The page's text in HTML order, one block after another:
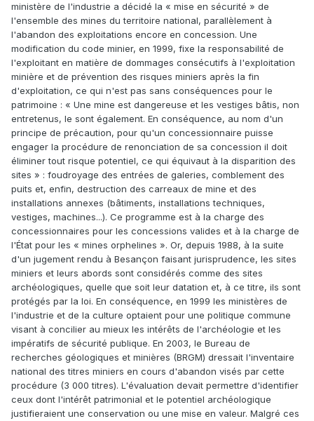
ministère de l'industrie a décidé la « mise en sécurité » de
l'ensemble des mines du territoire national, parallèlement à
l'abandon des exploitations encore en concession. Une
modification du code minier, en 1999, fixe la responsabilité de
l'exploitant en matière de dommages consécutifs à l'exploitation
minière et de prévention des risques miniers après la fin
d'exploitation, ce qui n'est pas sans conséquences pour le
patrimoine : « Une mine est dangereuse et les vestiges bâtis, non
entretenus, le sont également. En conséquence, au nom d'un
principe de précaution, pour qu'un concessionnaire puisse
engager la procédure de renonciation de sa concession il doit
éliminer tout risque potentiel, ce qui équivaut à la disparition des
sites » : foudroyage des entrées de galeries, comblement des
puits et, enfin, destruction des carreaux de mine et des
installations annexes (bâtiments, installations techniques,
vestiges, machines...). Ce programme est à la charge des
concessionnaires pour les concessions valides et à la charge de
l'État pour les « mines orphelines ». Or, depuis 1988, à la suite
d'un jugement rendu à Besançon faisant jurisprudence, les sites
miniers et leurs abords sont considérés comme des sites
archéologiques, quelle que soit leur datation et, à ce titre, ils sont
protégés par la loi. En conséquence, en 1999 les ministères de
l'industrie et de la culture optaient pour une politique commune
visant à concilier au mieux les intérêts de l'archéologie et les
impératifs de sécurité publique. En 2003, le Bureau de
recherches géologiques et minières (BRGM) dressait l'inventaire
national des titres miniers en cours d'abandon visés par cette
procédure (3 000 titres). L'évaluation devait permettre d'identifier
ceux dont l'intérêt patrimonial et le potentiel archéologique
justifieraient une conservation ou une mise en valeur. Malgré ces